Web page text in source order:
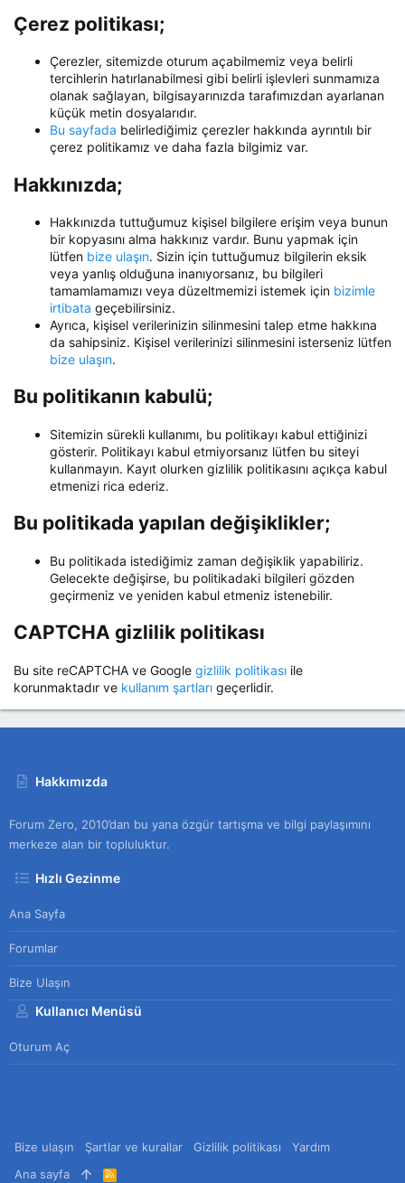
Çerez politikası;
Çerezler, sitemizde oturum açabilmemiz veya belirli
tercihlerin hatırlanabilmesi gibi belirli işlevleri sunmamıza
olanak sağlayan, bilgisayarınızda tarafımızdan ayarlanan
küçük metin dosyalarıdır.
Bu sayfada belirlediğimiz çerezler hakkında ayrıntılı bir
çerez politikamız ve daha fazla bilgimiz var.
Hakkınızda;
Hakkınızda tuttuğumuz kişisel bilgilere erişim veya bunun
bir kopyasını alma hakkınız vardır. Bunu yapmak için
lütfen bize ulaşın. Sizin için tuttuğumuz bilgilerin eksik
veya yanlış olduğuna inanıyorsanız, bu bilgileri
tamamlamamızı veya düzeltmemizi istemek için bizimle
irtibata geçebilirsiniz.
Ayrıca, kişisel verilerinizin silinmesini talep etme hakkına
da sahipsiniz. Kişisel verilerinizi silinmesini isterseniz lütfen
bize ulaşın.
Bu politikanın kabulü;
Sitemizin sürekli kullanımı, bu politikayı kabul ettiğinizi
gösterir. Politikayı kabul etmiyorsanız lütfen bu siteyi
kullanmayın. Kayıt olurken gizlilik politikasını açıkça kabul
etmenizi rica ederiz.
Bu politikada yapılan değişiklikler;
Bu politikada istediğimiz zaman değişiklik yapabiliriz.
Gelecekte değişirse, bu politikadaki bilgileri gözden
geçirmeniz ve yeniden kabul etmeniz istenebilir.
CAPTCHA gizlilik politikası
Bu site reCAPTCHA ve Google gizlilik politikası ile
korunmaktadır ve kullanım şartları geçerlidir.
Hakkımızda
Forum Zero, 2010’dan bu yana özgür tartışma ve bilgi paylaşımını
merkeze alan bir topluluktur.
Hızlı Gezinme
Ana Sayfa
Forumlar
Bize Ulaşın
Kullanıcı Menüsü
Oturum Aç
Bize ulaşın Şartlar ve kurallar Gizlilik politikası
Yardım
Ana sayfa
R